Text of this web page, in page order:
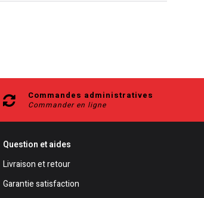
Commandes administratives
Commander en ligne
Question et aides
Livraison et retour
Garantie satisfaction